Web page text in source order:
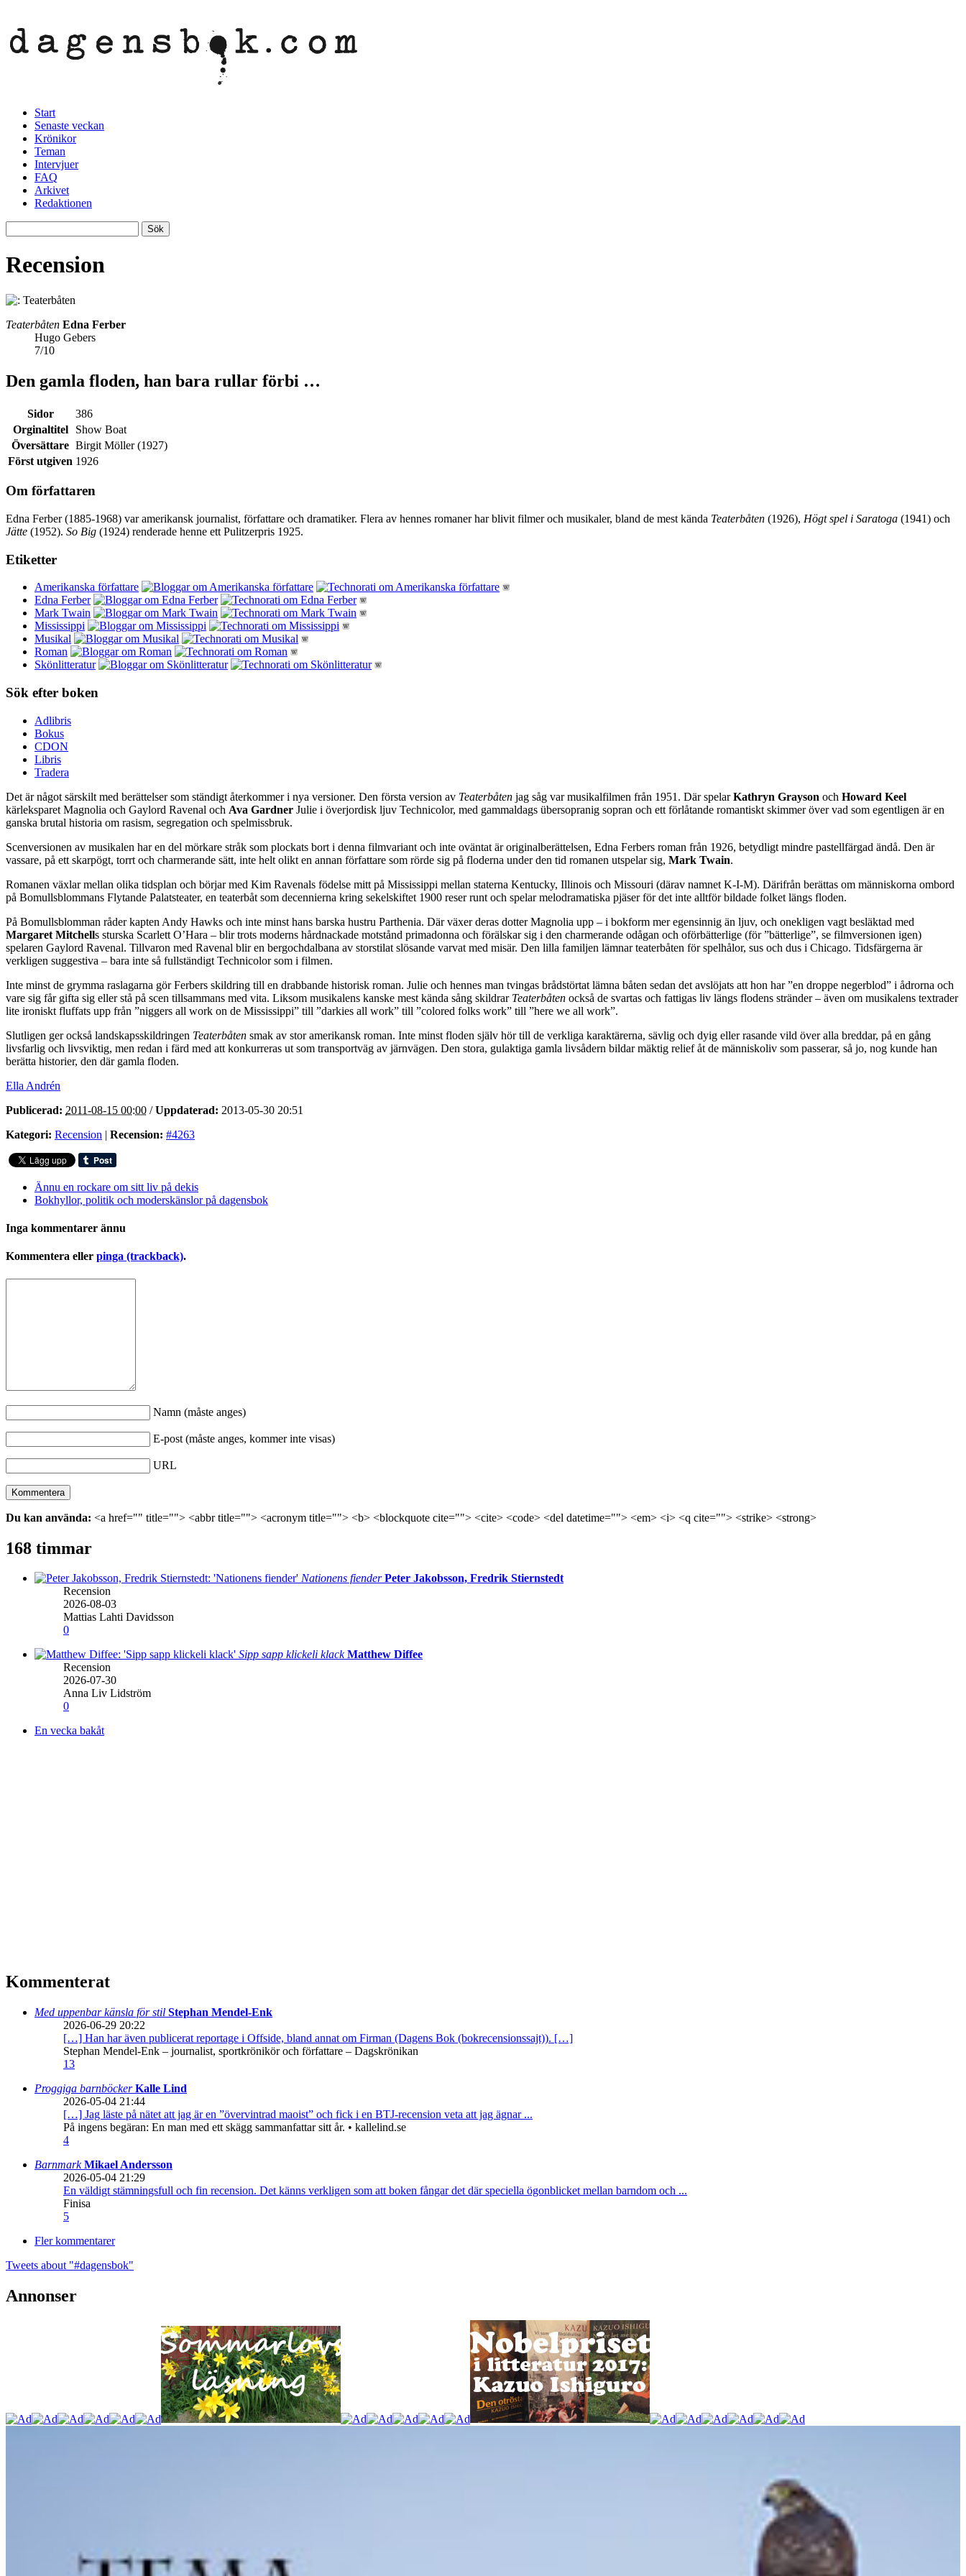
Start
Senaste veckan
Krönikor
Teman
Intervjuer
FAQ
Arkivet
Redaktionen
Recension
Teaterbåten Edna Ferber
Hugo Gebers
7/10
Den gamla floden, han bara rullar förbi …
Sidor
386
Orginaltitel
Show Boat
Översättare Birgit Möller (1927)
Först utgiven 1926
Om författaren
Edna Ferber (1885-1968) var amerikansk journalist, författare och dramatiker. Flera av hennes romaner har blivit filmer och musikaler, bland de mest kända Teaterbåten (1926), Högt spel i Saratoga (1941) och
Jätte (1952). So Big (1924) renderade henne ett Pulitzerpris 1925.
Etiketter
Amerikanska författare
Edna Ferber
Mark Twain
Mississippi
Musikal
Roman
Skönlitteratur
Sök efter boken
Adlibris
Bokus
CDON
Libris
Tradera
Det är något särskilt med berättelser som ständigt återkommer i nya versioner. Den första version av Teaterbåten jag såg var musikalfilmen från 1951. Där spelarKathryn Grayson och Howard Keel
kärleksparet Magnolia och Gaylord Ravenal och Ava Gardner Julie i överjordisk ljuv Technicolor, med gammaldags übersopranig sopran och ett förlåtande romantiskt skimmer över vad som egentligen är en
ganska brutal historia om rasism, segregation och spelmissbruk.
Scenversionen av musikalen har en del mörkare stråk som plockats bort i denna filmvariant och inte oväntat är originalberättelsen, Edna Ferbers roman från 1926, betydligt mindre pastellfärgad ändå. Den är
vassare, på ett skarpögt, torrt och charmerande sätt, inte helt olikt en annan författare som rörde sig på floderna under den tid romanen utspelar sig, Mark Twain.
Romanen växlar mellan olika tidsplan och börjar med Kim Ravenals födelse mitt på Mississippi mellan staterna Kentucky, Illinois och Missouri (därav namnet K-I-M). Därifrån berättas om människorna ombord
på Bomullsblommans Flytande Palatsteater, en teaterbåt som decennierna kring sekelskiftet 1900 reser runt och spelar melodramatiska pjäser för det inte alltför bildade folket längs floden.
På Bomullsblomman råder kapten Andy Hawks och inte minst hans barska hustru Parthenia. Där växer deras dotter Magnolia upp – i bokform mer egensinnig än ljuv, och onekligen vagt besläktad med
Margaret Mitchells sturska Scarlett O’Hara – blir trots moderns hårdnackade motstånd primadonna och förälskar sig i den charmerande odågan och oförbätterlige (för ”bätterlige”, se filmversionen igen)
spelaren Gaylord Ravenal. Tillvaron med Ravenal blir en bergochdalbana av storstilat slösande varvat med misär. Den lilla familjen lämnar teaterbåten för spelhålor, sus och dus i Chicago. Tidsfärgerna är
verkligen suggestiva – bara inte så fullständigt Technicolor som i filmen.
Inte minst de grymma raslagarna gör Ferbers skildring till en drabbande historisk roman. Julie och hennes man tvingas brådstörtat lämna båten sedan det avslöjats att hon har ”en droppe negerblod” i ådrorna och
vare sig får gifta sig eller stå på scen tillsammans med vita. Liksom musikalens kanske mest kända sång skildrar Teaterbåten också de svartas och fattigas liv längs flodens stränder – även om musikalens textrader
lite ironiskt fluffats upp från ”niggers all work on de Mississippi” till ”darkies all work” till ”colored folks work” till ”here we all work”.
Slutligen ger också landskapsskildringen Teaterbåten smak av stor amerikansk roman. Inte minst floden själv hör till de verkliga karaktärerna, sävlig och dyig eller rasande vild över alla breddar, på en gång
livsfarlig och livsviktig, men redan i färd med att konkurreras ut som transportväg av järnvägen. Den stora, gulaktiga gamla livsådern bildar mäktig relief åt de människoliv som passerar, så jo, nog kunde han
berätta historier, den där gamla floden.
Ella Andrén
Publicerad: 2011-08-15 00:00 /Uppdaterad: 2013-05-30 20:51
Kategori: Recension | Recension: #4263
Ännu en rockare om sitt liv på dekis
Bokhyllor, politik och moderskänslor på dagensbok
Inga kommentarer ännu
Kommentera eller pinga (trackback).
Namn (måste anges)
E-post (måste anges, kommer inte visas)
URL
Du kan använda: <a href="" title=""> <abbr title=""> <acronym title=""> <b> <blockquote cite=""> <cite> <code> <del datetime=""> <em> <i> <q cite=""> <strike> <strong>
168 timmar
Nationens fiender Peter Jakobsson, Fredrik Stiernstedt
Recension
2026-08-03
Mattias Lahti Davidsson
0
Sipp sapp klickeli klack Matthew Diffee
Recension
2026-07-30
Anna Liv Lidström
0
En vecka bakåt
Kommenterat
Med uppenbar känsla för stil Stephan Mendel-Enk
2026-06-29 20:22
[…] Han har även publicerat reportage i Offside, bland annat om Firman (Dagens Bok (bokrecensionssajt)). […]
Stephan Mendel-Enk – journalist, sportkrönikör och författare – Dagskrönikan
13
Proggiga barnböckerKalle Lind
2026-05-04 21:44
[…] Jag läste på nätet att jag är en ”övervintrad maoist” och fick i en BTJ-recension veta att jag ägnar ...
På ingens begäran: En man med ett skägg sammanfattar sitt år. • kallelind.se
4
BarnmarkMikael Andersson
2026-05-04 21:29
En väldigt stämningsfull och fin recension. Det känns verkligen som att boken fångar det där speciella ögonblicket mellan barndom och ...
Finisa
5
Fler kommentarer
Tweets about "#dagensbok"
Annonser